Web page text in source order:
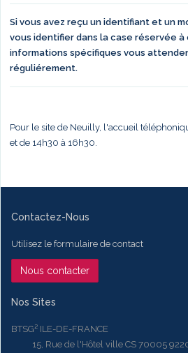
Si vous avez reçu un identifiant et un
vous identifier dans la case réservée
informations spécifiques vous
réguliérement.
Pour le site de Neuilly, l'accueil
et de 14h30 à 16h30.
Contactez-Nous
Utilisez le formulaire de contact
Nous contacter
Nos Sites
BTSG² ILE-DE-FRANCE
15, Rue de l'Hôtel ville CS 70005